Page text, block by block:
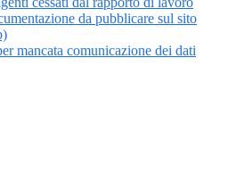
da pubblicare sul sito
mancata comunicazione dei dati